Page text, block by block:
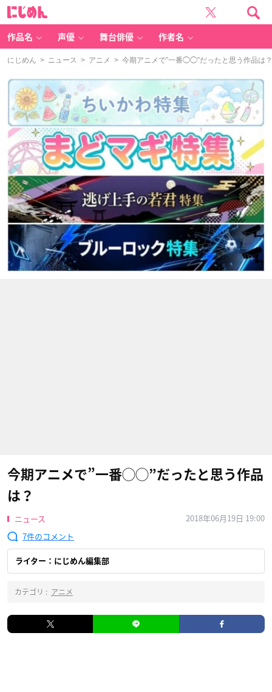
作品名 声優 舞台俳優 作者名
にじめん > ニュース > アニメ > 今期アニメで”一番◯◯”だったと思う作品は？
今期アニメで”一番◯◯”だったと思う作品
は？
ニュース
2018年06月19日 19:00
7
ライター：にじめん編集部
カテゴリ : アニメ